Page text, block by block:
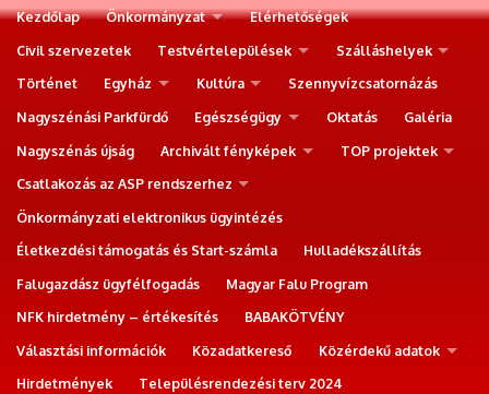
Kezdőlap Önkormányzat
Elérhetőségek
Civil szervezetek
Testvértelepülések
Szálláshelyek
Történet
Egyház Kultúra
Szennyvízcsatornázás
Nagyszénási Parkfürdő
Egészségügy Oktatás
Galéria
Nagyszénás újság
Archivált fényképek
TOP projektek
Csatlakozás az ASP rendszerhez
Önkormányzati elektronikus ügyintézés
Életkezdési támogatás és Start-számla
Hulladékszállítás
Falugazdász ügyfélfogadás
Magyar Falu Program
NFK hirdetmény – értékesítés
BABAKÖTVÉNY
Választási információk
Közadatkereső
Közérdekű adatok
Hirdetmények
Településrendezési terv 2024